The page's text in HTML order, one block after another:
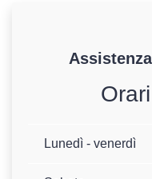
Assistenza
Lunedì - venerdì